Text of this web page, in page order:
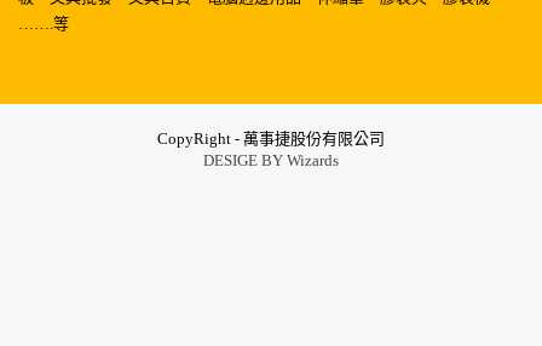
…….等
CopyRight - 萬事捷股份有限公司
DESIGE BY Wizards